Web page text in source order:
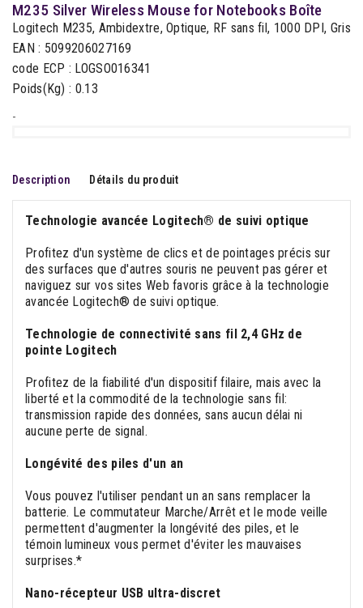
M235 Silver Wireless Mouse for Notebooks Boîte
Logitech M235, Ambidextre, Optique, RF sans fil, 1000 DPI, Gris
EAN : 5099206027169
code ECP : LOGSO016341
Poids(Kg) : 0.13
-
Description Détails du produit
Technologie avancée Logitech® de suivi optique
Profitez d'un système de clics et de pointages précis sur
des surfaces que d'autres souris ne peuvent pas gérer et
naviguez sur vos sites Web favoris grâce à la technologie
avancée Logitech® de suivi optique.
Technologie de connectivité sans fil 2,4 GHz de
pointe Logitech
Profitez de la fiabilité d'un dispositif filaire, mais avec la
liberté et la commodité de la technologie sans fil:
transmission rapide des données, sans aucun délai ni
aucune perte de signal.
Longévité des piles d'un an
Vous pouvez l'utiliser pendant un an sans remplacer la
batterie. Le commutateur Marche/Arrêt et le mode veille
permettent d'augmenter la longévité des piles, et le
témoin lumineux vous permet d'éviter les mauvaises
surprises.*
Nano-récepteur USB ultra-discret